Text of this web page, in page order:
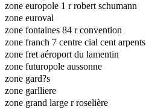
zone europole 1 r robert schumann
zone euroval
zone fontaines 84 r convention
zone franch 7 centre cial cent arpents
zone fret aéroport du lamentin
zone futuropole aussonne
zone gard?s
zone garlliere
zone grand large r roselière